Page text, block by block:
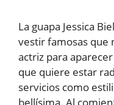
La guapa Jessica
vestir famosas que
actriz para
que quiere estar
servicios como